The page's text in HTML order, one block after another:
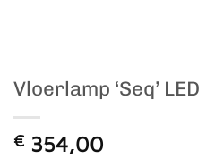
Vloerlamp ‘Seq’ LED
€ 354,00